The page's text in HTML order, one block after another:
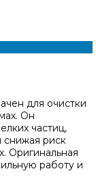
для очистки
Он
частиц,
риск
Оригинальная
работу и